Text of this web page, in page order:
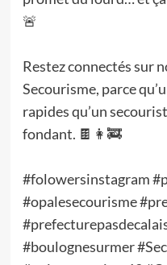
🚨
Restez connectés sur
Secourisme, parce
rapides qu’un
fondant. 🍫👩‍🚒
#folowersinstagram
#opalesecourisme
#boulognesurmer